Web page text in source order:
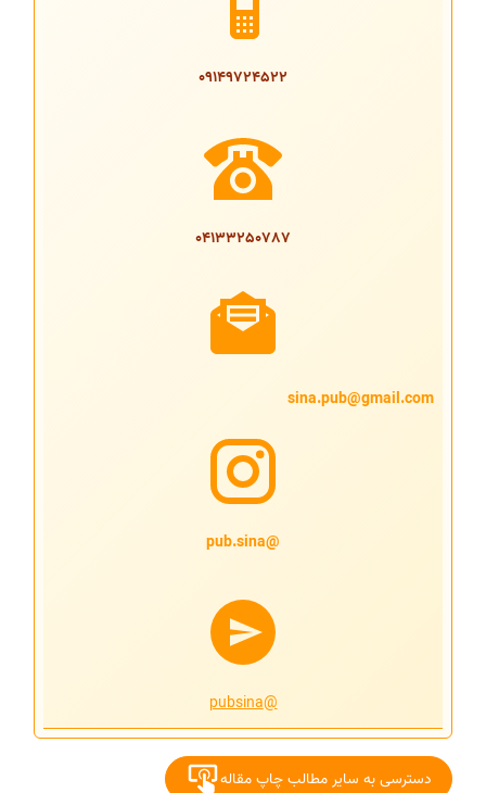
09149724522
04133250787
sina.pub@gmail.com
@pub.sina
@pubsina
دسترسی به سایر مطالب چاپ مقاله